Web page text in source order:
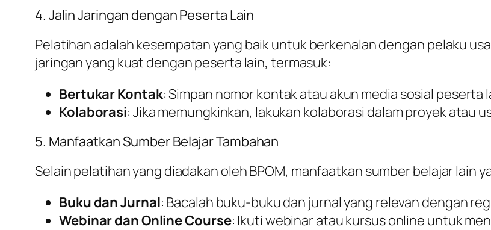
4. Jalin Jaringan dengan Peserta Lain
Pelatihan adalah kesempatan yang baik untuk berkenalan dengan pelaku
jaringan yang kuat dengan peserta lain, termasuk:
Bertukar Kontak: Simpan nomor kontak atau akun media sosial peserta
Kolaborasi: Jika memungkinkan, lakukan kolaborasi dalam proyek atau
5. Manfaatkan Sumber Belajar Tambahan
Selain pelatihan yang diadakan oleh BPOM, manfaatkan sumber belajar lain
Buku dan Jurnal: Bacalah buku-buku dan jurnal yang relevan dengan
Webinar dan Online Course: Ikuti webinar atau kursus online untuk